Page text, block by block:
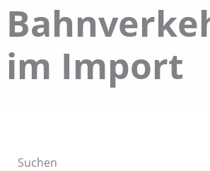
im Import
Suchen